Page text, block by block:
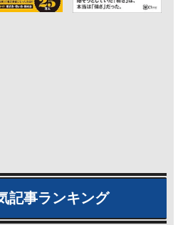
記事ランキング